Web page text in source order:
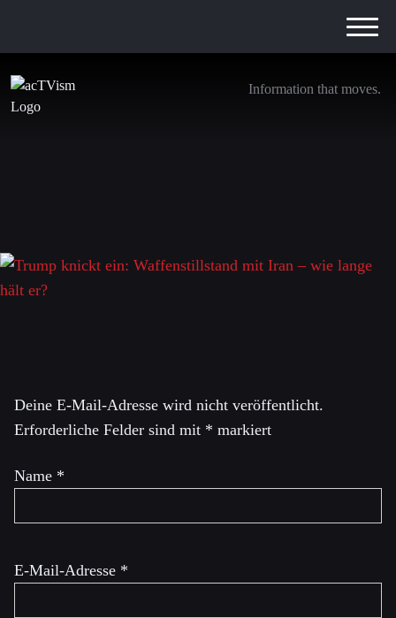
Information that moves.
Trump knickt ein: Waffenstillstand mit Iran –
Deine E-Mail-Adresse wird nicht veröffentlicht.
Erforderliche Felder sind mit * markiert
Name *
E-Mail-Adresse *